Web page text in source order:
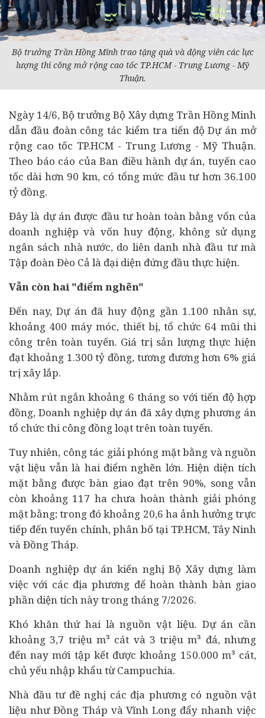
Bộ trưởng Trần Hồng Minh trao tặng quà và động viên các lực
lượng thi công mở rộng cao tốc TP.HCM - Trung Lương - Mỹ
Thuận.
Ngày 14/6, Bộ trưởng Bộ Xây dựng Trần Hồng Minh
dẫn đầu đoàn công tác kiểm tra tiến độDự án mở
rộng cao tốc TP.HCM - Trung Lương - Mỹ Thuận.
Theo báo cáo của Ban điều hành dự án, tuyến cao
tốc dài hơn 90 km, có tổng mức đầu tưhơn 36.100
tỷ đồng.
Đây là dự án được đầu tư hoàn toàn bằng vốn của
doanh nghiệp và vốn huy động, không sử dụng
ngân sách nhà nước, do liên danh nhà đầu tư mà
Tập đoàn Đèo Cả là đại diện đứng đầu thực hiện.
Vẫn còn hai "điểm nghẽn"
Đến nay, Dự án đã huy động gần 1.100 nhân sự,
khoảng 400 máy móc, thiết bị, tổ chức 64 mũi thi
công trên toàn tuyến. Giá trị sản lượng thực hiện
đạt khoảng 1.300 tỷ đồng, tương đương hơn 6% giá
trị xây lắp.
Nhằm rút ngắn khoảng 6 tháng so với tiến độ hợp
đồng, Doanh nghiệp dự án đã xây dựng phương án
tổ chức thi công đồng loạt trên toàn tuyến.
Tuy nhiên, công tác giải phóng mặt bằng và nguồn
vật liệu vẫn là hai điểm nghẽn lớn. Hiện diện tích
mặt bằng được bàn giao đạt trên 90%, song vẫn
còn khoảng 117 ha chưa hoàn thành giải phóng
mặt bằng; trong đó khoảng 20,6 ha ảnh hưởng trực
tiếp đến tuyến chính, phân bố tại TP.HCM, Tây Ninh
và Đồng Tháp.
Doanh nghiệp dự án kiến nghị Bộ Xây dựng làm
việc với các địa phương để hoàn thành bàn giao
phần diện tích này trong tháng 7/2026.
Khó khăn thứ hai là nguồn vật liệu. Dự án cần
khoảng 3,7 triệu m³ cát và 3 triệu m³ đá, nhưng
đến nay mới tập kết được khoảng 150.000 m³ cát,
chủ yếu nhập khẩu từ Campuchia.
Nhà đầu tư đề nghị các địa phương có nguồn vật
liệu như Đồng Tháp và Vĩnh Long đẩy nhanh việc